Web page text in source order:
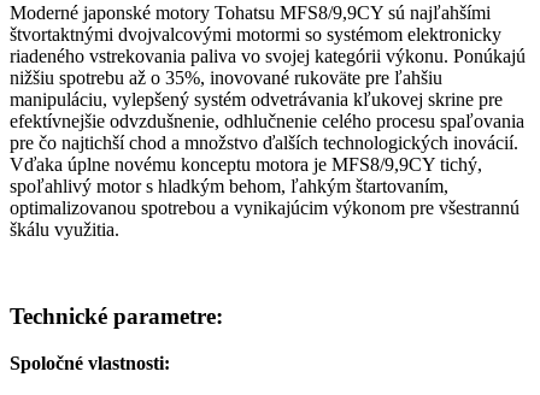
Moderné japonské motory Tohatsu MFS8/9,9CY sú najľahšími
štvortaktnými dvojvalcovými motormi so systémom elektronicky
riadeného vstrekovania paliva vo svojej kategórii výkonu. Ponúkajú
nižšiu spotrebu až o 35%, inovované rukoväte pre ľahšiu
manipuláciu, vylepšený systém odvetrávania kľukovej skrine pre
efektívnejšie odvzdušnenie, odhlučnenie celého procesu spaľovania
pre čo najtichší chod a množstvo ďalších technologických inovácií.
Vďaka úplne novému konceptu motora je MFS8/9,9CY tichý,
spoľahlivý motor s hladkým behom, ľahkým štartovaním,
optimalizovanou spotrebou a vynikajúcim výkonom pre všestrannú
škálu využitia.
Technické parametre:
Spoločné vlastnosti: